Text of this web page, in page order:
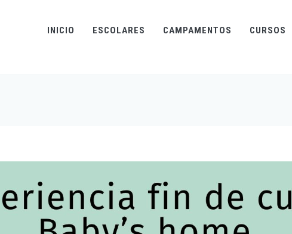
INICIO ESCOLARES CAMPAMENTOS CURSOS